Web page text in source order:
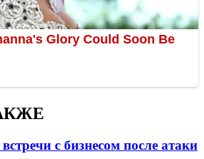
с бизнесом после атаки